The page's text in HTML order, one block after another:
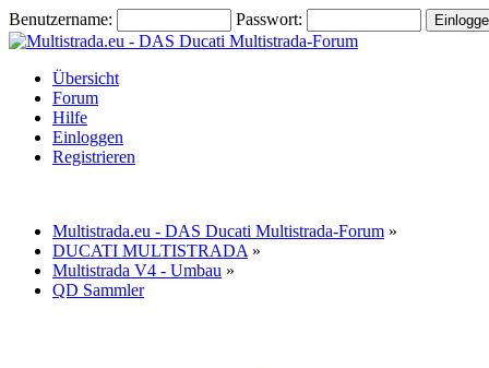
Benutzername: Passwort:
Übersicht
Forum
Hilfe
Einloggen
Registrieren
Multistrada.eu - DAS Ducati Multistrada-Forum »
DUCATI MULTISTRADA »
Multistrada V4 - Umbau »
QD Sammler